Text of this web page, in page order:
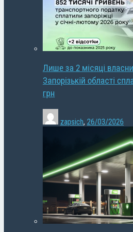
Лише за 2 місяці
Запорізькій області
грн
zapsich, 26/03/2026